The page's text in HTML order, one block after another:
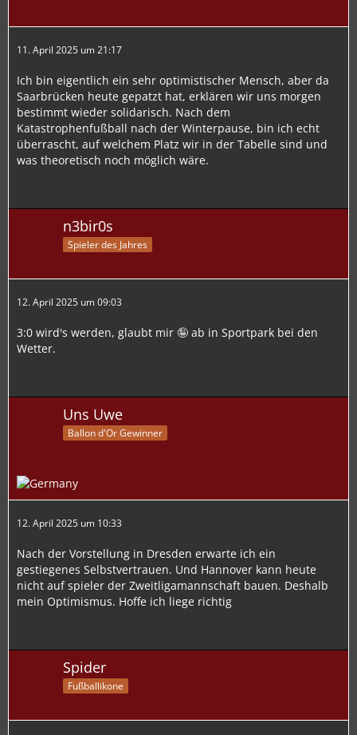
11. April 2025 um 21:17
Ich bin eigentlich ein sehr optimistischer Mensch, aber da
Saarbrücken heute gepatzt hat, erklären wir uns morgen
bestimmt wieder solidarisch. Nach dem
Katastrophenfußball nach der Winterpause, bin ich echt
überrascht, auf welchem Platz wir in der Tabelle sind und
was theoretisch noch möglich wäre.
n3bir0s
Spieler des Jahres
12. April 2025 um 09:03
3:0 wird's werden, glaubt mir 🤪 ab in Sportpark bei den
Wetter.
Uns Uwe
Ballon d'Or Gewinner
12. April 2025 um 10:33
Nach der Vorstellung in Dresden erwarte ich ein
gestiegenes Selbstvertrauen. Und Hannover kann heute
nicht auf spieler der Zweitligamannschaft bauen. Deshalb
mein Optimismus. Hoffe ich liege richtig
Spider
Fußballikone